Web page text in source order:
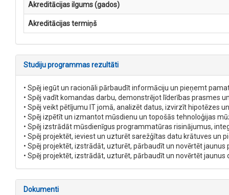
Akreditācijas ilgums (gados)
Akreditācijas termiņš
Studiju programmas rezultāti
• Spēj iegūt un racionāli pārbaudīt informāciju un pieņemt
• Spēj vadīt komandas darbu, demonstrējot līderības
• Spēj veikt pētījumu IT jomā, analizēt datus, izvirzīt hipotēzes
• Spēj izpētīt un izmantot mūsdienu un topošās tehnoloģijas
• Spēj izstrādāt mūsdienīgus programmatūras risinājumus,
• Spēj projektēt, ieviest un uzturēt sarežģītas datu krātuves
• Spēj projektēt, izstrādāt, uzturēt, pārbaudīt un novērtēt
• Spēj projektēt, izstrādāt, uzturēt, pārbaudīt un novērtēt
Dokumenti